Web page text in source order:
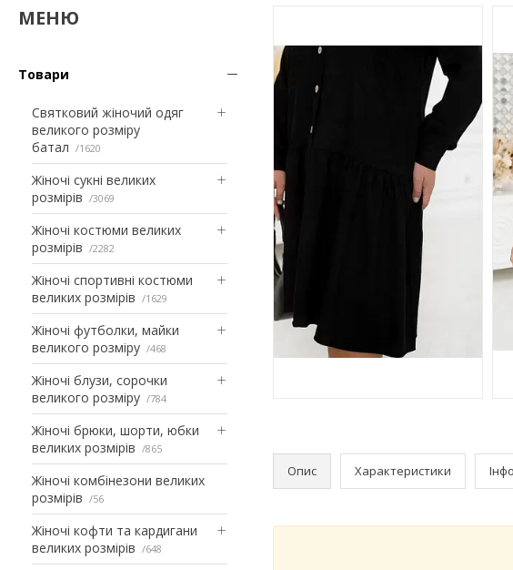
Товари
Святковий жіночий одяг
великого розміру
батал
1620
Жіночі сукні великих
розмірів
3069
Жіночі костюми великих
розмірів
2282
Жіночі спортивні костюми
великих розмірів
1629
Жіночі футболки, майки
великого розміру
468
Жіночі блузи, сорочки
великого розміру
784
Жіночі брюки, шорти, юбки
великих розмірів
865
Жіночі комбінезони великих
розмірів
56
Жіночі кофти та кардигани
великих розмірів
648
Опис Характеристики